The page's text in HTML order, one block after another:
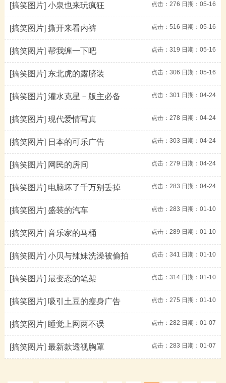
[搞笑图片] 小泉也来玩疯狂 点击：276 日期：05-16
[搞笑图片] 撕开来看内裤 点击：516 日期：05-16
[搞笑图片] 帮我缠一下吧 点击：319 日期：05-16
[搞笑图片] 东北虎的露脐装 点击：306 日期：05-16
[搞笑图片] 灌水克星－版主必备 点击：301 日期：04-24
[搞笑图片] 现代爱情写真 点击：278 日期：04-24
[搞笑图片] 日本的可乐广告 点击：303 日期：04-24
[搞笑图片] 网民的房间 点击：279 日期：04-24
[搞笑图片] 电脑坏了千万别丢掉 点击：283 日期：04-24
[搞笑图片] 盛装的汽车 点击：283 日期：01-10
[搞笑图片] 音乐家的马桶 点击：289 日期：01-10
[搞笑图片] 小贝与辣妹洗澡被偷拍 点击：341 日期：01-10
[搞笑图片] 最变态的笔架 点击：314 日期：01-10
[搞笑图片] 吸引土豆的瘦身广告 点击：275 日期：01-10
[搞笑图片] 睡觉上网两不误 点击：282 日期：01-07
[搞笑图片] 最新款透视胸罩 点击：283 日期：01-07